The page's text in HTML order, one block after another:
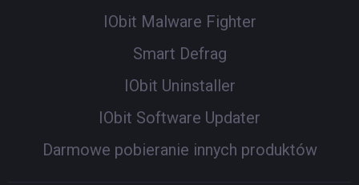
IObit Malware Fighter
Smart Defrag
IObit Uninstaller
IObit Software Updater
Darmowe pobieranie innych produktów